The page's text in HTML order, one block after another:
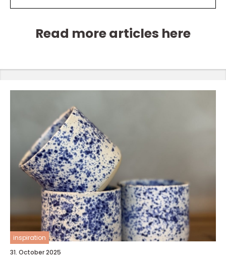
Read more articles here
inspiration
31. October 2025